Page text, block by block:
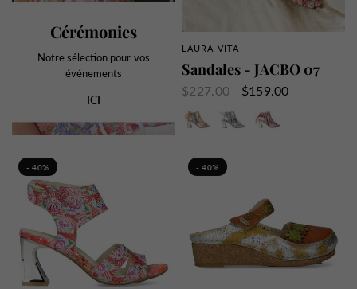
Cérémonies
Notre sélection pour vos
événements
ICI
APERÇU RAPIDE
LAURA VITA
Sandales - JACBO 07
$227.00
$159.00
- 40% - 40%